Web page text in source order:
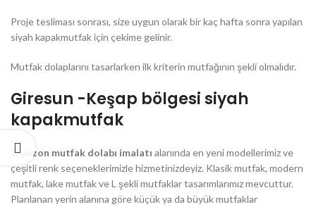
Proje tesliması sonrası, size uygun olarak bir kaç hafta sonra yapılan
siyah kapakmutfak için çekime gelinir.
Mutfak dolaplarını tasarlarken ilk kriterin mutfağının şekli olmalıdır.
Giresun -Keşap bölgesi siyah
kapakmutfak
Trabzon mutfak dolabı imalatı alanında en yeni modellerimiz ve
çeşitli renk seçeneklerimizle hizmetinizdeyiz. Klasik mutfak, modern
mutfak, lake mutfak ve L şekli mutfaklar tasarımlarımız mevcuttur.
Planlanan yerin alanına göre küçük ya da büyük mutfaklar